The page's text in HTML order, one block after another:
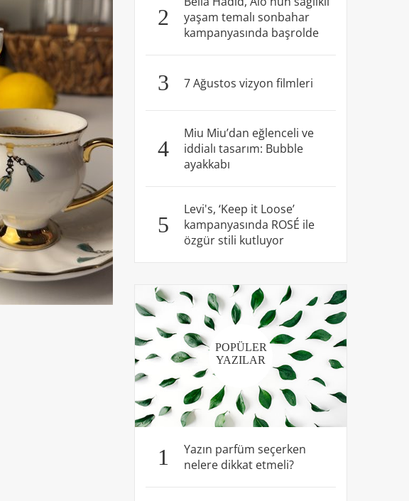
2
yaşam temalı sonbahar
kampanyasında başrolde
3 7 Ağustos vizyon filmleri
4
Miu Miu’dan eğlenceli ve
iddialı tasarım: Bubble
ayakkabı
5
Levi's, ‘Keep it Loose’
kampanyasında ROSÉ ile
özgür stili kutluyor
POPÜLER
YAZILAR
1
Yazın parfüm seçerken
nelere dikkat etmeli?